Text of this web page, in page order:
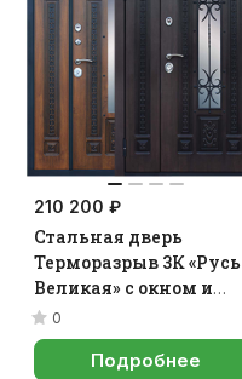
210 200 ₽
Стальная дверь
Терморазрыв 3К «Русь
Великая» с окном и
ковкой
0
Подробнее